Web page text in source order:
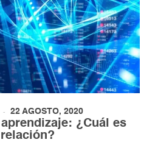
22 AGOSTO, 2020
¿Cuál es